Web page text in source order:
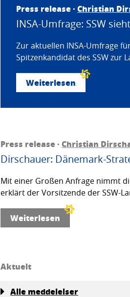
Press release · Christian
INSA-Umfrage: SSW
Zur aktuellen INSA-Umfrage
Spitzenkandidat des SSW zur
Weiterlesen
Press release · Christian
Dirschauer: Dänemark-
Mit einer Großen Anfrage nimmt
erklärt der Vorsitzende der SSW-
Weiterlesen
Aktuelt
Alle meddelelser